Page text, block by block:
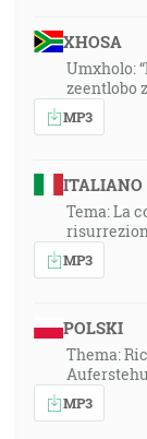
XHOSA
Umxholo:
zeentlobo
MP3
ITALIANO
Tema: La
MP3
POLSKI
Thema:
MP3